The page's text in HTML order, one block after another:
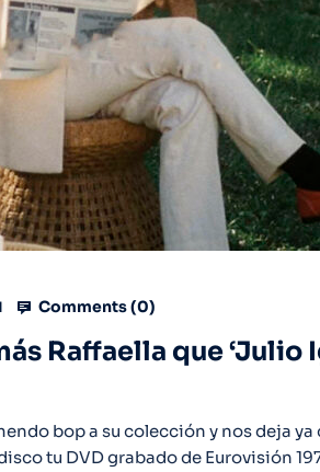
Comments (0)
Raffaella que ‘Julio
bop a su colección y nos deja ya
tu DVD grabado de Eurovisión